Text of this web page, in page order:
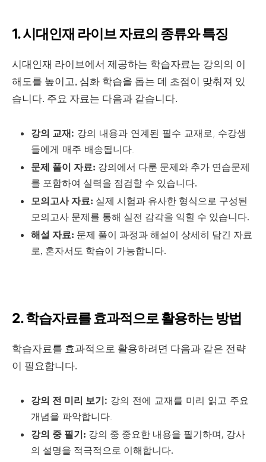
1. 시대인재 라이브 자료의 종류와 특징
시대인재 라이브에서 제공하는 학습자료는 강의의 이
해도를 높이고, 심화 학습을 돕는 데 초점이 맞춰져 있
습니다. 주요 자료는 다음과 같습니다.
강의 교재: 강의 내용과 연계된 필수 교재로, 수강생
들에게 매주 배송됩니다.
문제 풀이 자료: 강의에서 다룬 문제와 추가 연습문제
를 포함하여 실력을 점검할 수 있습니다.
모의고사 자료: 실제 시험과 유사한 형식으로 구성된
모의고사 문제를 통해 실전 감각을 익힐 수 있습니다.
해설 자료: 문제 풀이 과정과 해설이 상세히 담긴 자료
로, 혼자서도 학습이 가능합니다.
2. 학습자료를 효과적으로 활용하는 방법
학습자료를 효과적으로 활용하려면 다음과 같은 전략
이 필요합니다.
강의 전 미리 보기: 강의 전에 교재를 미리 읽고 주요
개념을 파악합니다.
강의 중 필기: 강의 중 중요한 내용을 필기하며, 강사
의 설명을 적극적으로 이해합니다.